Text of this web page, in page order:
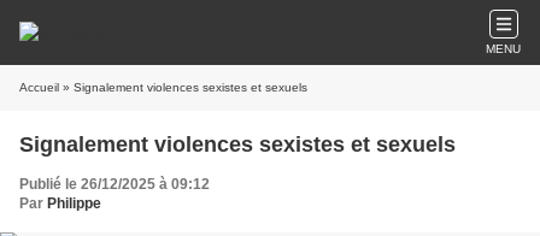
MENU
Accueil » Signalement violences sexistes et sexuels
Signalement violences sexistes et sexuels
Publié le 26/12/2025 à 09:12
Par Philippe